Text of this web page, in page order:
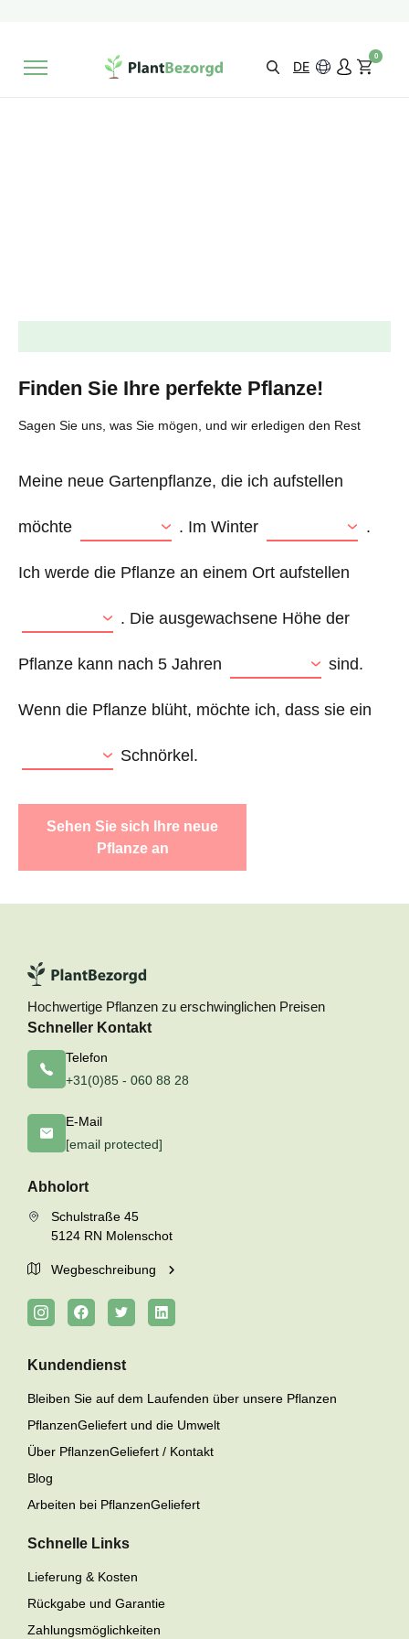
Wähle selbst
Qualität DE
0
Finden Sie Ihre perfekte Pflanze!
Sagen Sie uns, was Sie mögen, und wir erledigen den Rest
Meine neue Gartenpflanze, die ich aufstellen
möchte . Im Winter .
Ich werde die Pflanze an einem Ort aufstellen
. Die ausgewachsene Höhe der
Pflanze kann nach 5 Jahren sind.
Wenn die Pflanze blüht, möchte ich, dass sie ein
Schnörkel.
Sehen Sie sich Ihre neue
Pflanze an
Hochwertige Pflanzen zu erschwinglichen Preisen
Schneller Kontakt
Telefon
+31(0)85 - 060 88 28
E-Mail
[email protected]
Abholort
Schulstraße 45
5124 RN Molenschot
Wegbeschreibung
Kundendienst
Bleiben Sie auf dem Laufenden über unsere Pflanzen
PflanzenGeliefert und die Umwelt
Über PflanzenGeliefert / Kontakt
Blog
Arbeiten bei PflanzenGeliefert
Schnelle Links
Lieferung & Kosten
Rückgabe und Garantie
Zahlungsmöglichkeiten